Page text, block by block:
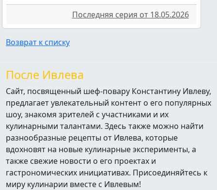
Последняя серия от 18.05.2026
Возврат к списку
После Ивлева
Сайт, посвященный шеф-повару Константину Ивлеву,
предлагает увлекательный контент о его популярных
шоу, знакомя зрителей с участниками и их
кулинарными талантами. Здесь также можно найти
разнообразные рецепты от Ивлева, которые
вдохновят на новые кулинарные эксперименты, а
также свежие новости о его проектах и
гастрономических инициативах. Присоединяйтесь к
миру кулинарии вместе с Ивлевым!